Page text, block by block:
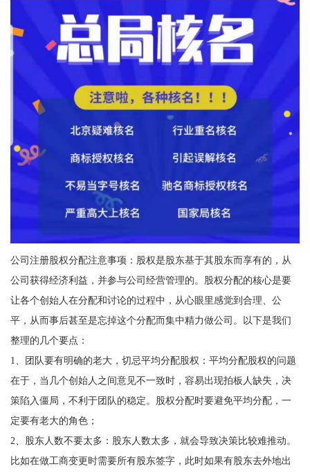
公司注册股权分配注意事项：股权是股东基于其股东而享有的，从
公司获得经济利益，并参与公司经营管理的。股权分配的核心是要
让各个创始人在分配和讨论的过程中，从心眼里感觉到合理、公
平，从而事后甚至是忘掉这个分配而集中精力做公司。以下是我们
整理的几个要点：
1、团队要有明确的老大，切忌平均分配股权：平均分配股权的问题
在于，当几个创始人之间意见不一致时，容易出现拍板人缺失，决
策陷入僵局，不利于团队的稳定。股权分配时要避免平均分配，一
定要有老大的角色；
2、股东人数不要太多：股东人数太多，就会导致决策比较难推动。
比如在做工商变更时需要所有股东签字，此时如果有股东去外地出